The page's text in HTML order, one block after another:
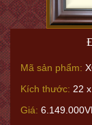
Mã sản phẩm:
Kích thước: 22
Giá: